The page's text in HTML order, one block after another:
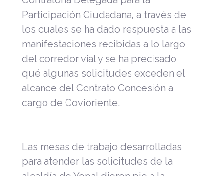
Participación Ciudadana, a través de
los cuales se ha dado respuesta a las
manifestaciones recibidas a lo largo
del corredor vial y se ha precisado
qué algunas solicitudes exceden el
alcance del Contrato Concesión a
cargo de Covioriente.
Las mesas de trabajo desarrolladas
para atender las solicitudes de la